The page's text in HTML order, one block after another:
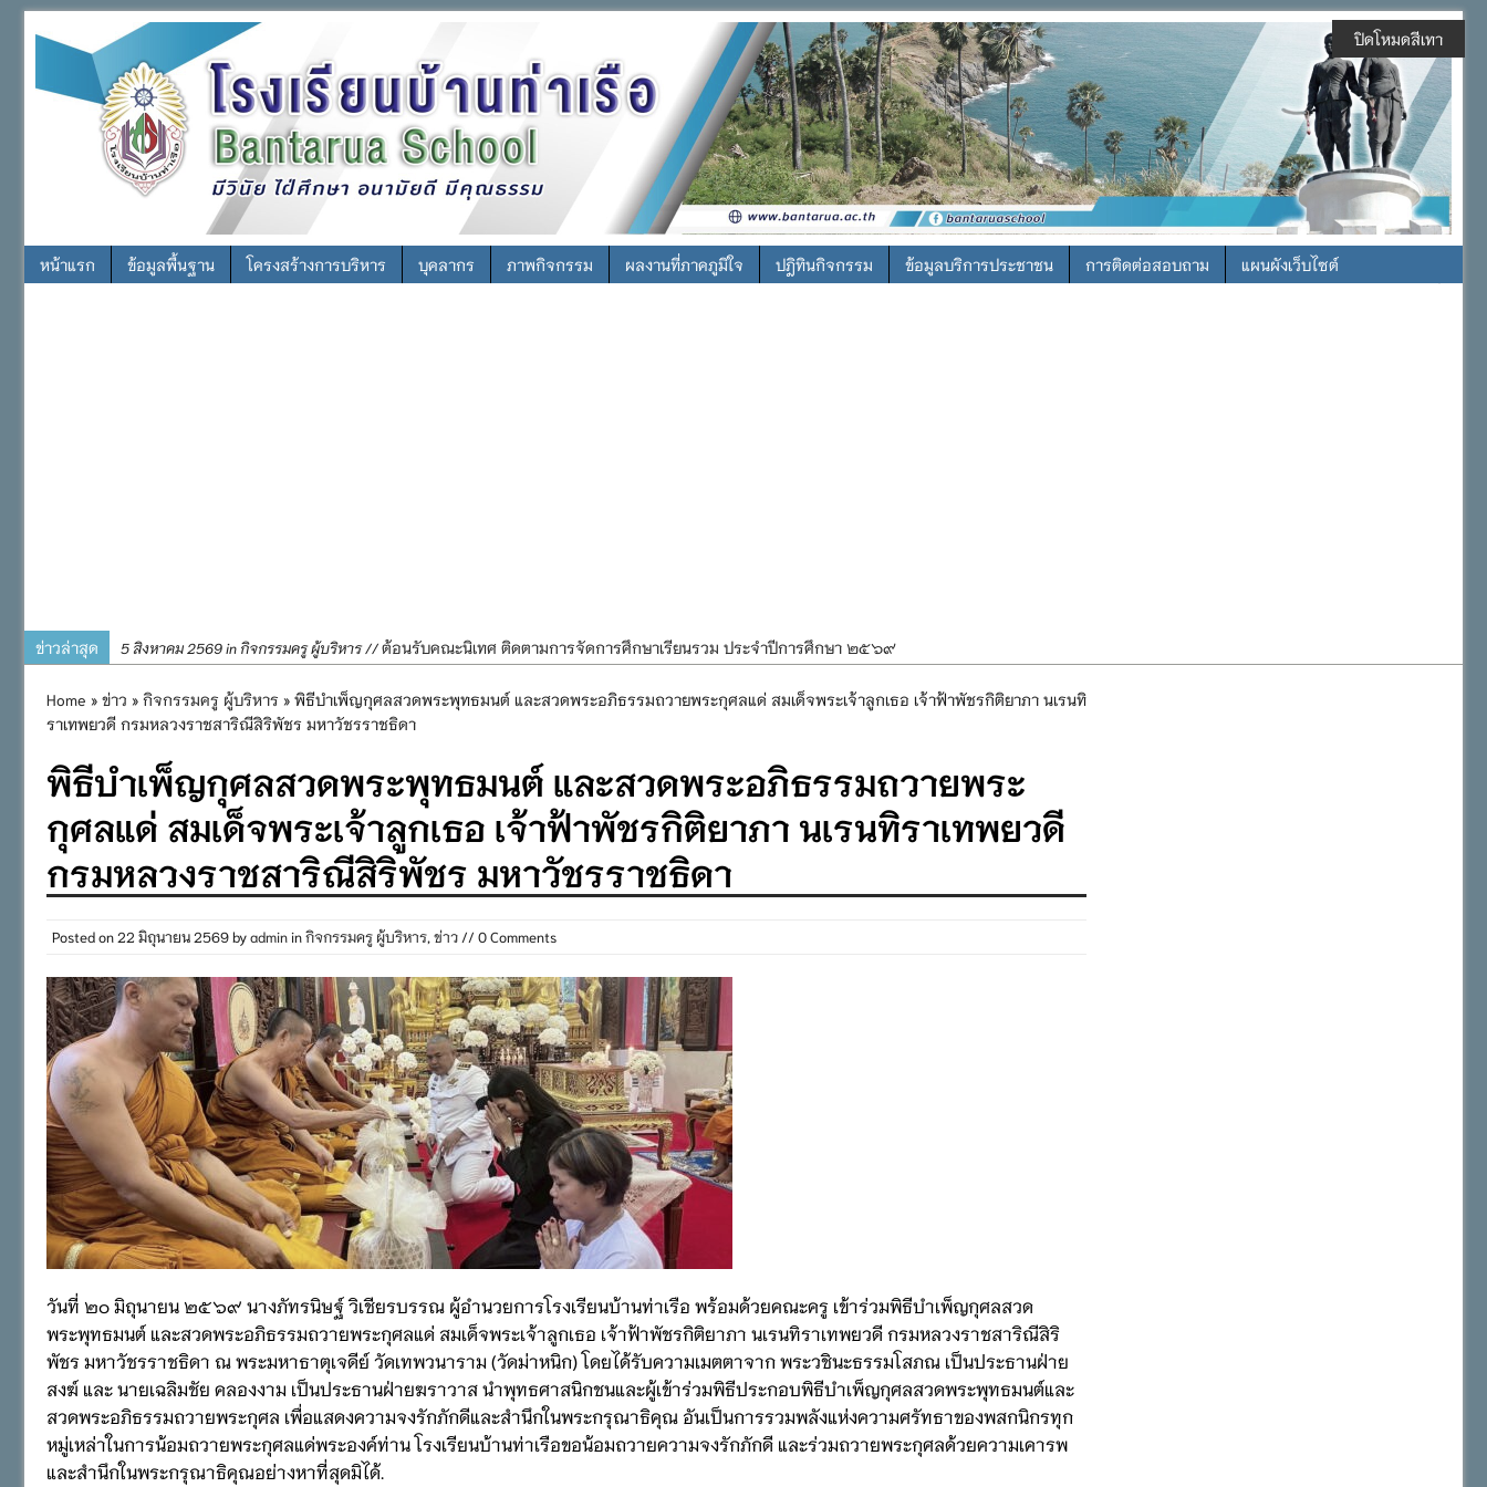
หน้าแรก ข้อมูลพื้นฐาน โครงสร้างการบริหาร บุคลากร ภาพกิจกรรม ผลงานที่ภาคภูมิใจ ปฎิทินกิจกรรม ข้อมูลบริการประชาชน การติดต่อสอบถาม แผนผังเว็บไซต์
ข่าวล่าสุด 5 สิงหาคม 2569 in กิจกรรมครู ผู้บริหาร //ต้อนรับคณะนิเทศ ติดตามการจัดการศึกษาเรียนรวม ประจำปีการศึกษา ๒๕๖๙
31 กรกฎาคม 2569 in กิจกรรมครู ผู้บริหาร //พิธีถวายเครื่องราชสักการะ วางพานพุ่ม และจุดเทียนถวายพระพรชัยมงคล เนื่องในโอกาสวันเฉลิมพระชนมพรรษา พระบาทสมเด็จพระเจ้าอยู่หัว ๒๘ กรกฎาคม
31 กรกฎาคม 2569 in กิจกรรมนักเรียน //กิจกรรมถวายเทียนพรรษา สืบสานพระพุทธศาสนา เนื่องในวันอาสาฬหบูชาและวันเข้าพรรษา
31 กรกฎาคม 2569 in กิจกรรมนักเรียน // กิจกรรม SAFETY FOR KIDS เสริมสร้างวินัยและความปลอดภัยในการใช้รถใช้ถนน
Home » ข่าว » กิจกรรมครู ผู้บริหาร » พิธีบำเพ็ญกุศลสวดพระพุทธมนต์ และสวดพระอภิธรรมถวายพระกุศลแด่ สมเด็จพระเจ้าลูกเธอ เจ้าฟ้าพัชรกิติยาภา นเรนทิ
ราเทพยวดี กรมหลวงราชสาริณีสิริพัชร มหาวัชรราชธิดา
พิธีบำเพ็ญกุศลสวดพระพุทธมนต์ และสวดพระอภิธรรมถวายพระ
กุศลแด่ สมเด็จพระเจ้าลูกเธอ เจ้าฟ้าพัชรกิติยาภา นเรนทิราเทพยวดี
กรมหลวงราชสาริณีสิริพัชร มหาวัชรราชธิดา
Posted on22 มิถุนายน 2569byadmininกิจกรรมครู ผู้บริหาร, ข่าว // 0 Comments
วันที่ ๒๐ มิถุนายน ๒๕๖๙ นางภัทรนิษฐ์ วิเชียรบรรณ ผู้อำนวยการโรงเรียนบ้านท่าเรือ พร้อมด้วยคณะครู เข้าร่วมพิธีบำเพ็ญกุศลสวด
พระพุทธมนต์ และสวดพระอภิธรรมถวายพระกุศลแด่ สมเด็จพระเจ้าลูกเธอ เจ้าฟ้าพัชรกิติยาภา นเรนทิราเทพยวดี กรมหลวงราชสาริณีสิริ
พัชร มหาวัชรราชธิดา ณ พระมหาธาตุเจดีย์ วัดเทพวนาราม (วัดม่าหนิก) โดยได้รับความเมตตาจาก พระวชินะธรรมโสภณ เป็นประธานฝ่าย
สงฆ์ และ นายเฉลิมชัย คลองงาม เป็นประธานฝ่ายฆราวาส นำพุทธศาสนิกชนและผู้เข้าร่วมพิธีประกอบพิธีบำเพ็ญกุศลสวดพระพุทธมนต์และ
สวดพระอภิธรรมถวายพระกุศล เพื่อแสดงความจงรักภักดีและสำนึกในพระกรุณาธิคุณ อันเป็นการรวมพลังแห่งความศรัทธาของพสกนิกรทุก
หมู่เหล่าในการน้อมถวายพระกุศลแด่พระองค์ท่าน โรงเรียนบ้านท่าเรือขอน้อมถวายความจงรักภักดี และร่วมถวายพระกุศลด้วยความเคารพ
และสำนึกในพระกรุณาธิคุณอย่างหาที่สุดมิได้.
ปิดโหมดสีเทา